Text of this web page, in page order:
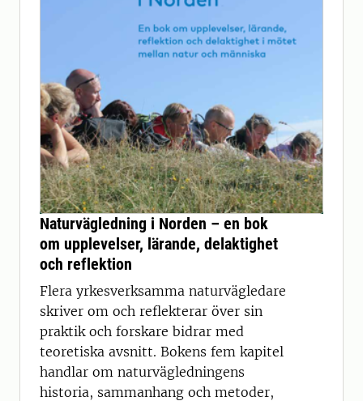
Naturvägledning i Norden – en bok
om upplevelser, lärande, delaktighet
och reflektion
Flera yrkesverksamma naturvägledare
skriver om och reflekterar över sin
praktik och forskare bidrar med
teoretiska avsnitt. Bokens fem kapitel
handlar om naturvägledningens
historia, sammanhang och metoder,